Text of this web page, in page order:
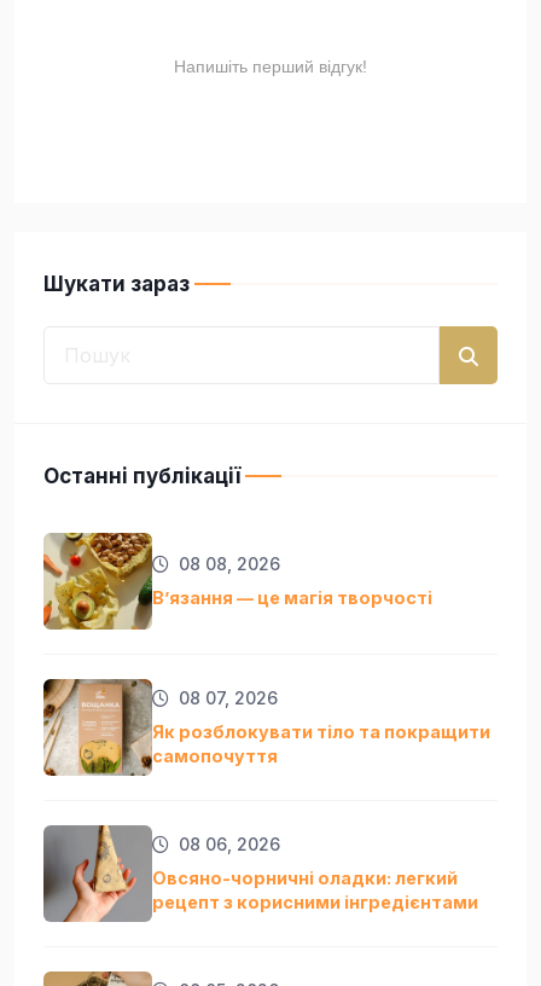
Шукати зараз
Останні публікації
08 08, 2026
Вʼязання — це магія творчості
08 07, 2026
Як розблокувати тіло та покращити
самопочуття
08 06, 2026
Овсяно-чорничні оладки: легкий
рецепт з корисними інгредієнтами